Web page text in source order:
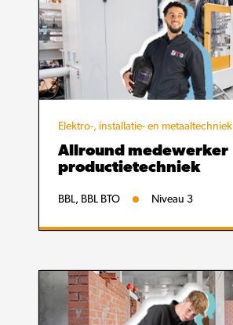
Elektro-, installatie- en metaaltechniek
Allround medewerker
productietechniek
BBL, BBL BTO Niveau 3